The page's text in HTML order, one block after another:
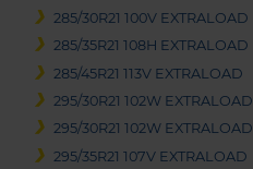
285/30R21 100V EXTRALOAD
285/35R21 108H EXTRALOAD
285/45R21 113V EXTRALOAD
295/30R21 102W EXTRALOAD
295/30R21 102W EXTRALOAD
295/35R21 107V EXTRALOAD